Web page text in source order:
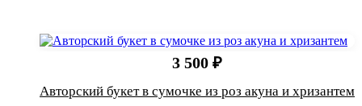
3 500 ₽
Авторский букет в сумочке из роз акуна и хризантем